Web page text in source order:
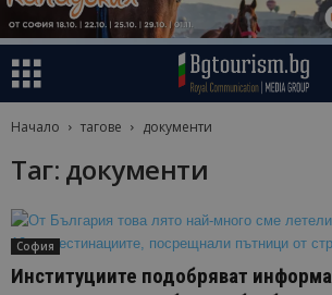
Начало тагове документи
Таг: документи
София
Институциите подобряват